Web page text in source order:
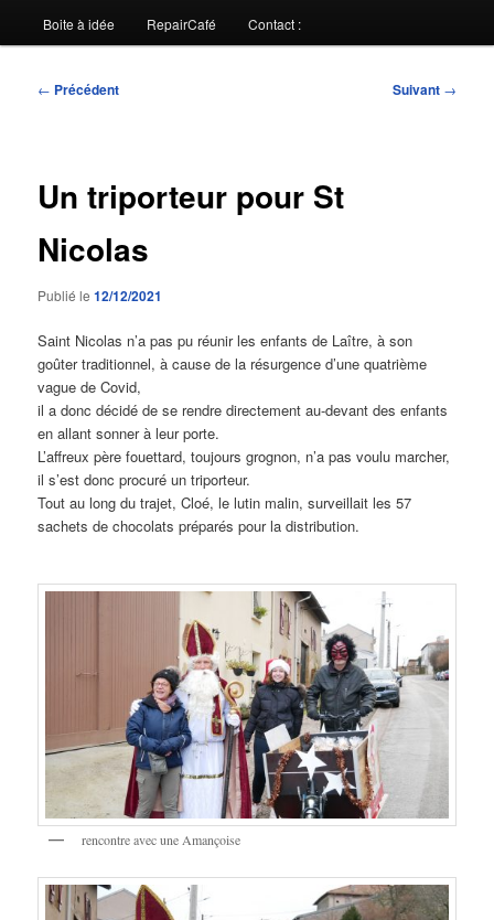
Boite à idée RepairCafé Contact :
Navigation
← Précédent Suivant →
Un triporteur pour St
Nicolas
Publié le12/12/2021
Saint Nicolas n’a pas pu réunir les enfants de Laître, à son
goûter traditionnel, à cause de la résurgence d’une quatrième
vague de Covid,
il a donc décidé de se rendre directement au-devant des enfants
en allant sonner à leur porte.
L’affreux père fouettard, toujours grognon, n’a pas voulu marcher,
il s’est donc procuré un triporteur.
Tout au long du trajet, Cloé, le lutin malin, surveillait les 57
sachets de chocolats préparés pour la distribution.
rencontre avec une Amançoise